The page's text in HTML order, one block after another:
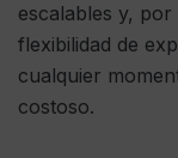
escalables y,
flexibilidad de
cualquier
costoso.